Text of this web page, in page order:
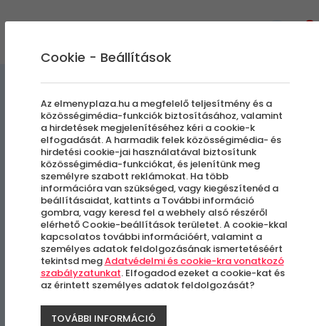
4 fogásos hajós vacsora
Operett és Folklór Műsorral
Budapest
Cookie - Beállítások
Az elmenyplaza.hu a megfelelő teljesítmény és a
közösségimédia-funkciók biztosításához, valamint
a hirdetések megjelenítéséhez kéri a cookie-k
elfogadását. A harmadik felek közösségimédia- és
hirdetési cookie-jai használatával biztosítunk
közösségimédia-funkciókat, és jelenítünk meg
személyre szabott reklámokat. Ha több
információra van szükséged, vagy kiegészítenéd a
beállításaidat, kattints a További információ
gombra, vagy keresd fel a webhely alsó részéről
elérhető Cookie-beállítások területet. A cookie-kkal
kapcsolatos további információért, valamint a
személyes adatok feldolgozásának ismertetéséért
tekintsd megAdatvédelmi és cookie-kra vonatkozó
szabályzatunkat. Elfogadod ezeket a cookie-kat és
az érintett személyes adatok feldolgozását?
TOVÁBBI INFORMÁCIÓ